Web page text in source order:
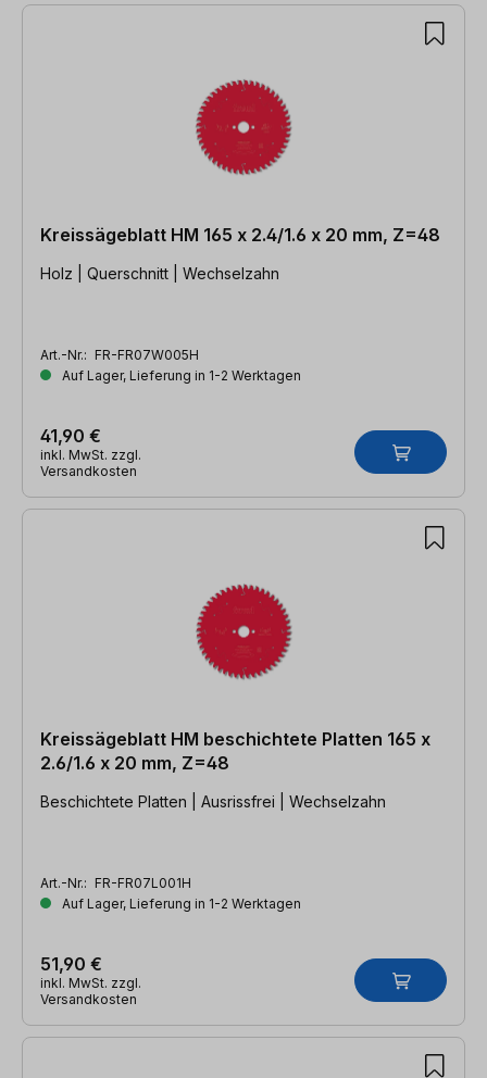
Kreissägeblatt HM 165 x 2.4/1.6 x 20 mm, Z=48
Holz | Querschnitt | Wechselzahn
Art.-Nr.: FR-FR07W005H
Auf Lager, Lieferung in 1-2 Werktagen
41,90 €
inkl. MwSt. zzgl.
Versandkosten
Kreissägeblatt HM beschichtete Platten 165 x
2.6/1.6 x 20 mm, Z=48
Beschichtete Platten | Ausrissfrei | Wechselzahn
Art.-Nr.: FR-FR07L001H
Auf Lager, Lieferung in 1-2 Werktagen
51,90 €
inkl. MwSt. zzgl.
Versandkosten